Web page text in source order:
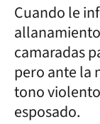
Cuando le
camaradas
pero ante la
tono
esposado.